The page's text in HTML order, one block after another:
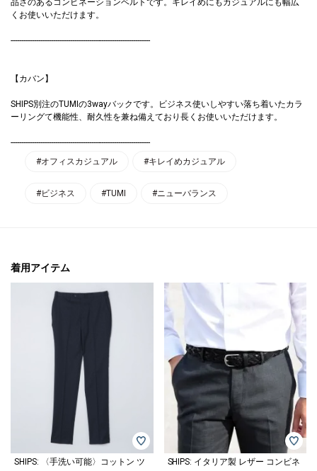
品さのあるコンビネーションベルトです。キレイめにもカジュアルにも幅広
くお使いいただけます。
------------------------------------------------------------------
【カバン】
SHIPS別注のTUMIの3wayバックです。ビジネス使いしやすい落ち着いたカラ
ーリングて機能性、耐久性を兼ね備えており長くお使いいただけます。
------------------------------------------------------------------
#オフィスカジュアル
#キレイめカジュアル
#ビジネス #TUMI #ニューバランス
着用アイテム
SHIPS: 〈手洗い可能〉コットン ツ
SHIPS: イタリア製 レザー コンビネ